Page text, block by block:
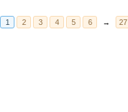
1 2 3 4 5 6 → 27